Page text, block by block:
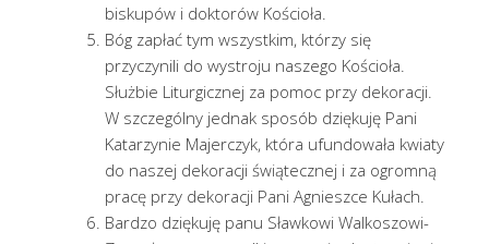
biskupów i doktorów Kościoła.
Bóg zapłać tym wszystkim, którzy się
przyczynili do wystroju naszego Kościoła.
Służbie Liturgicznej za pomoc przy dekoracji.
W szczególny jednak sposób dziękuję Pani
Katarzynie Majerczyk, która ufundowała kwiaty
do naszej dekoracji świątecznej i za ogromną
pracę przy dekoracji Pani Agnieszce Kułach.
Bardzo dziękuję panu Sławkowi Walkoszowi-